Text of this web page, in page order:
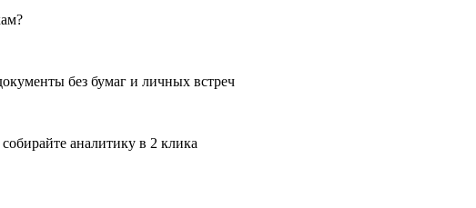
без бумаг и личных встреч
аналитику в 2 клика